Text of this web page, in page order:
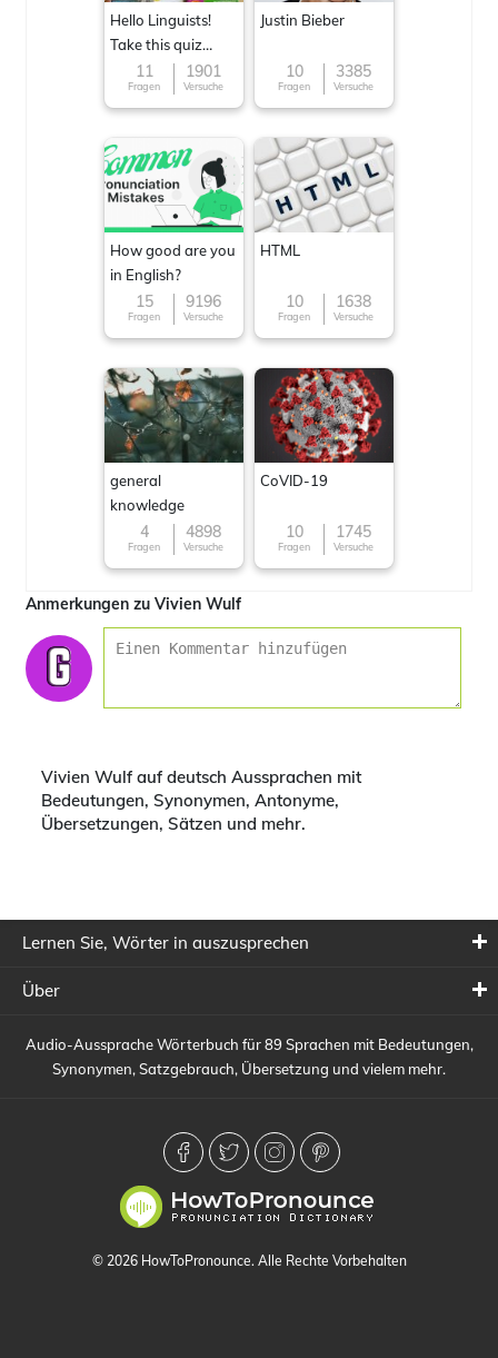
Hello Linguists!
Take this quiz
now!11
Fragen
1901
Versuche
Justin Bieber
10
Fragen
3385
Versuche
How good are you
in English?
15
Fragen
9196
Versuche
HTML
10
Fragen
1638
Versuche
general
knowledge
4
Fragen
4898
Versuche
CoVID-19
10
Fragen
1745
Versuche
Anmerkungen zu Vivien Wulf
Vivien Wulf auf deutsch Aussprachen mit
Bedeutungen, Synonymen, Antonyme,
Übersetzungen, Sätzen und mehr.
Lernen Sie, Wörter in auszusprechen
Über
Audio-Aussprache Wörterbuch für 89 Sprachen mit Bedeutungen,
Synonymen, Satzgebrauch, Übersetzung und vielem mehr.
© 2026 HowToPronounce. Alle Rechte Vorbehalten